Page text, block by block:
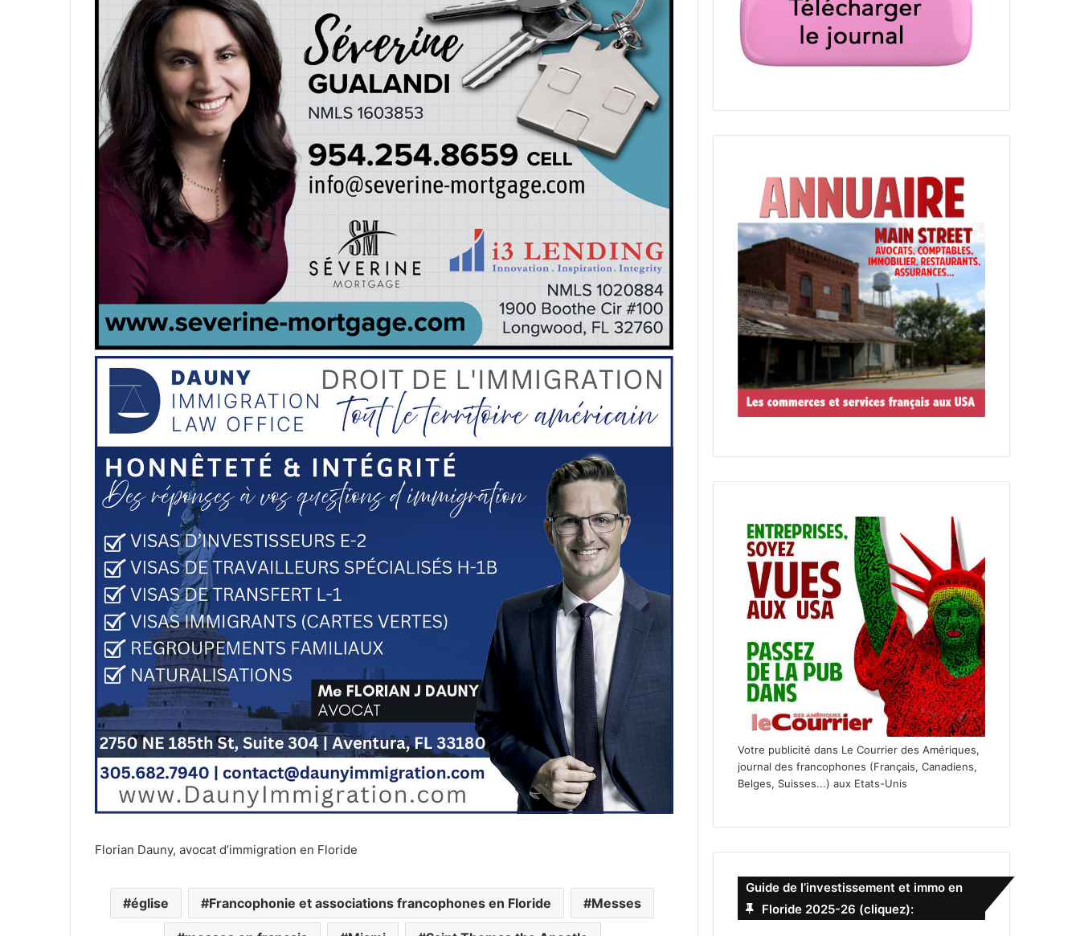
Florian Dauny, avocat d’immigration en Floride
église Francophonie et associations francophones en Floride Messes
Votre publicité dans Le Courrier des Amériques,
journal des francophones (Français, Canadiens,
Belges, Suisses...) aux Etats-Unis
Guide de l’investissement et immo en
Floride 2025-26 (cliquez):